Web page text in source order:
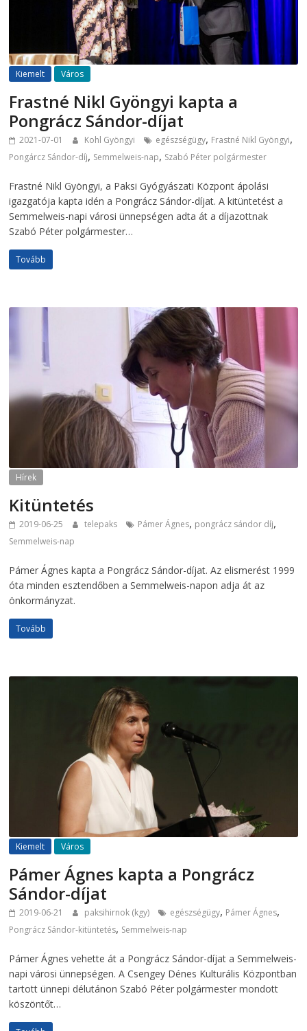
Kiemelt Város
Frastné Nikl Gyöngyi kapta a
Pongrácz Sándor-díjat
2021-07-01 Kohl Gyöngyi egészségügy, Frastné Nikl Gyöngyi,
Pongárcz Sándor-díj, Semmelweis-nap, Szabó Péter polgármester
Frastné Nikl Gyöngyi, a Paksi Gyógyászati Központ ápolási
igazgatója kapta idén a Pongrácz Sándor-díjat. A kitüntetést a
Semmelweis-napi városi ünnepségen adta át a díjazottnak
Szabó Péter polgármester…
Tovább
Hírek
Kitüntetés
2019-06-25 telepaks Pámer Ágnes, pongrácz sándor díj,
Semmelweis-nap
Pámer Ágnes kapta a Pongrácz Sándor-díjat. Az elismerést 1999
óta minden esztendőben a Semmelweis-napon adja át az
önkormányzat.
Tovább
Kiemelt Város
Pámer Ágnes kapta a Pongrácz
Sándor-díjat
2019-06-21 paksihirnok (kgy) egészségügy, Pámer Ágnes,
Pongrácz Sándor-kitüntetés, Semmelweis-nap
Pámer Ágnes vehette át a Pongrácz Sándor-díjat a Semmelweis-
napi városi ünnepségen. A Csengey Dénes Kulturális Központban
tartott ünnepi délutánon Szabó Péter polgármester mondott
köszöntőt…